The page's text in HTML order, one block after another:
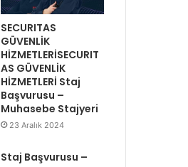
SECURITAS
GÜVENLİK
HİZMETLERİSECURIT
AS GÜVENLİK
HİZMETLERİ Staj
Başvurusu –
Muhasebe Stajyeri
23 Aralık 2024
Staj Başvurusu –